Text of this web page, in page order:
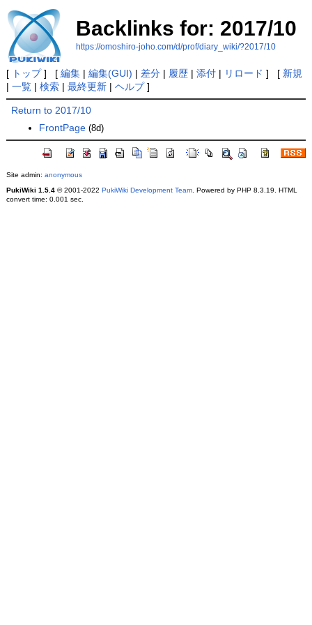
Backlinks for: 2017/10
https://omoshiro-joho.com/d/prof/diary_wiki/?2017/10
[ トップ] [ 編集| 編集(GUI) | 差分| 履歴| 添付| リロード ] [ 新規
| 一覧| 検索| 最終更新| ヘルプ]
Return to 2017/10
FrontPage (8d)
Site admin: anonymous
PukiWiki 1.5.4© 2001-2022 PukiWiki Development Team. Powered by PHP 8.3.19. HTML
convert time: 0.001 sec.